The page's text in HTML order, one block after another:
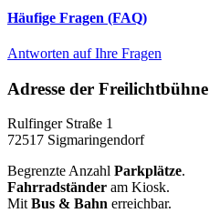
Häufige Fragen (FAQ)
Antworten auf Ihre Fragen
Adresse der Freilichtbühne
Rulfinger Straße 1
72517 Sigmaringendorf
Begrenzte Anzahl Parkplätze.
Fahrradständer am Kiosk.
Mit Bus & Bahn erreichbar.